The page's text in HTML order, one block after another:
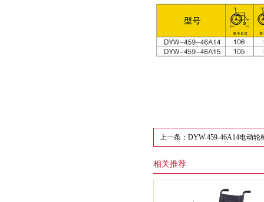
上一条：DYW-459-46A14电动轮
相关推荐